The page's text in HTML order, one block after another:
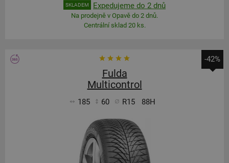
SKLADEM Expedujeme do 2 dnů
Na prodejně v Opavě do 2 dnů.
Centrální sklad 20 ks.
-42%
Fulda
Multicontrol
185 60 R15 88H